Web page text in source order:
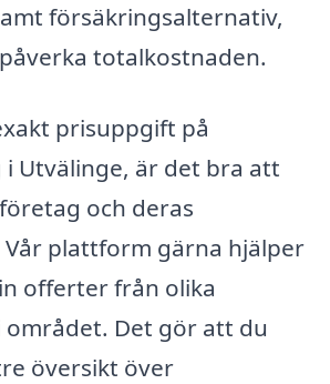
försäkringsalternativ,
totalkostnaden.
prisuppgift på
Utvälinge, är det bra att
och deras
plattform gärna hjälper
offerter från olika
Det gör att du
översikt över